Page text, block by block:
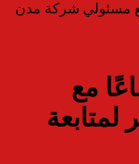
مع مسئولي شركة مدن
مع